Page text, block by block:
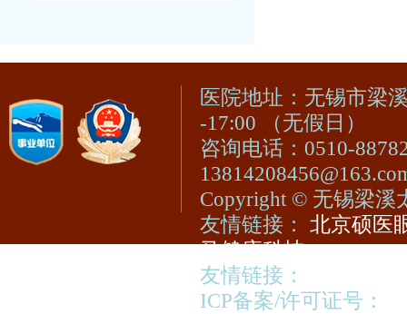
医院地址：无锡市梁
-17:00 （无假日）
咨询电话：0510-
Copyright © 无锡梁溪
友情链接： 北京硕医
马健康科技
友情链接：
ICP备案/许可证号：